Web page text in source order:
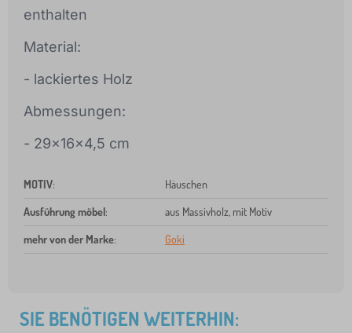
enthalten
Material:
- lackiertes Holz
Abmessungen:
- 29x16x4,5 cm
MOTIV: Häuschen
Ausführung möbel: aus Massivholz, mit Motiv
mehr von der Marke: Goki
SIE BENÖTIGEN WEITERHIN: